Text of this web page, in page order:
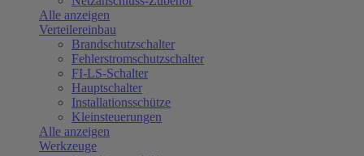
Alle anzeigen
Verteilereinbau
Brandschutzschalter
Fehlerstromschutzschalter
FI-LS-Schalter
Hauptschalter
Installationsschütze
Kleinsteuerungen
Alle anzeigen
Werkzeuge